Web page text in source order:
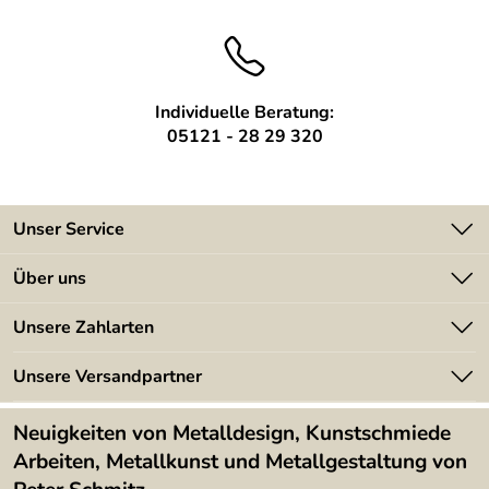
Sprechen Sie mit uns. Tel. 0 51 21 / 28 29 30
Individuelle Beratung:
05121 - 28 29 320
Unser Service
Kontakt
Kundeninformationen
Newsletter
Lieferbedingungen
Über uns
Angebote
Kundenbewertungen (394)
4,9/5
Unsere Zahlarten
Unsere Versandpartner
Neuigkeiten von Metalldesign, Kunstschmiede
Arbeiten, Metallkunst und Metallgestaltung von